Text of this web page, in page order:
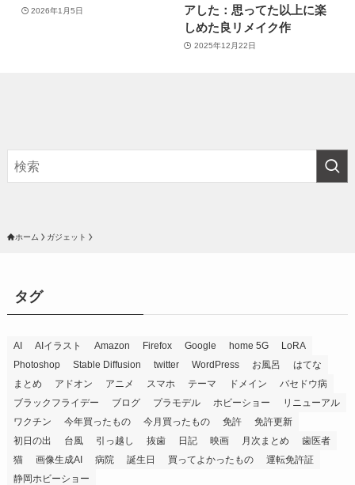
2026年1月5日
アした：思ってた以上に楽
しめた良リメイク作
2025年12月22日
ホーム ガジェット
タグ
AI AIイラスト Amazon Firefox Google home 5G
LoRA
Photoshop
Stable Diffusion twitter WordPress お風呂
はてな
まとめ
アドオン アニメ スマホ テーマ ドメイン
バセドウ病
ブラックフライデー
ブログ プラモデル ホビーショー
リニューアル
ワクチン
今年買ったもの 今月買ったもの 免許
免許更新
初日の出
台風 引っ越し 抜歯 日記 映画 月次まとめ
歯医者
猫
画像生成AI 病院 誕生日 買ってよかったもの
運転免許証
静岡ホビーショー